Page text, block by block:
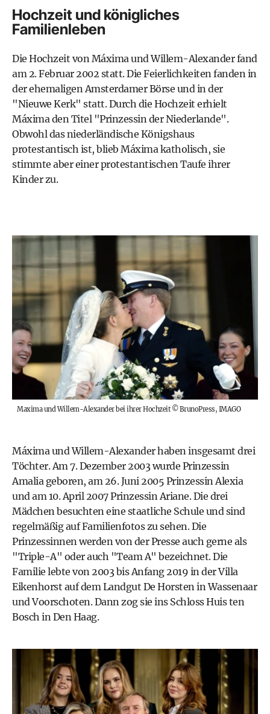
Hochzeit und königliches
Familienleben
Die Hochzeit von Máxima und Willem-Alexander fand
am 2. Februar 2002 statt. Die Feierlichkeiten fanden in
der ehemaligen Amsterdamer Börse und in der
"Nieuwe Kerk" statt. Durch die Hochzeit erhielt
Máxima den Titel "Prinzessin der Niederlande".
Obwohl das niederländische Königshaus
protestantisch ist, blieb Máxima katholisch, sie
stimmte aber einer protestantischen Taufe ihrer
Kinder zu.
Maxima und Willem-Alexander bei ihrer Hochzeit©BrunoPress, IMAGO
Máxima und Willem-Alexander haben insgesamt drei
Töchter. Am 7. Dezember 2003 wurde Prinzessin
Amalia geboren, am 26. Juni 2005 Prinzessin Alexia
und am 10. April 2007 Prinzessin Ariane. Die drei
Mädchen besuchten eine staatliche Schule und sind
regelmäßig auf Familienfotos zu sehen. Die
Prinzessinnen werden von der Presse auch gerne als
"Triple-A" oder auch "Team A" bezeichnet. Die
Familie lebte von 2003 bis Anfang 2019 in der Villa
Eikenhorst auf dem Landgut De Horsten in Wassenaar
und Voorschoten. Dann zog sie ins Schloss Huis ten
Bosch in Den Haag.